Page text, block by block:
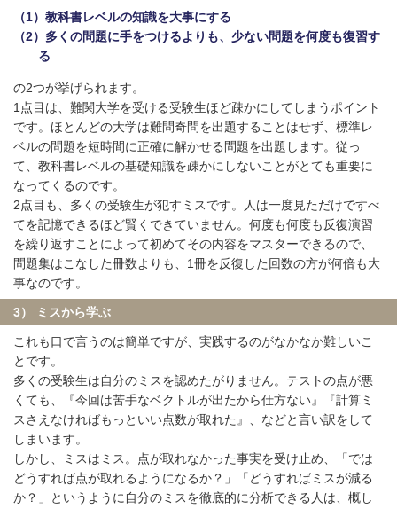
（1）教科書レベルの知識を大事にする
（2）多くの問題に手をつけるよりも、少ない問題を何度も復習す
る
の2つが挙げられます。
1点目は、難関大学を受ける受験生ほど疎かにしてしまうポイント
です。ほとんどの大学は難問奇問を出題することはせず、標準レ
ベルの問題を短時間に正確に解かせる問題を出題します。従っ
て、教科書レベルの基礎知識を疎かにしないことがとても重要に
なってくるのです。
2点目も、多くの受験生が犯すミスです。人は一度見ただけですべ
てを記憶できるほど賢くできていません。何度も何度も反復演習
を繰り返すことによって初めてその内容をマスターできるので、
問題集はこなした冊数よりも、1冊を反復した回数の方が何倍も大
事なのです。
3） ミスから学ぶ
これも口で言うのは簡単ですが、実践するのがなかなか難しいこ
とです。
多くの受験生は自分のミスを認めたがりません。テストの点が悪
くても、『今回は苦手なベクトルが出たから仕方ない』『計算ミ
スさえなければもっといい点数が取れた』、などと言い訳をして
しまいます。
しかし、ミスはミス。点が取れなかった事実を受け止め、「では
どうすれば点が取れるようになるか？」「どうすればミスが減る
か？」というように自分のミスを徹底的に分析できる人は、概し